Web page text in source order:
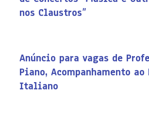
nos Claustros”
Anúncio para vagas de
Piano, Acompanhamento ao
Italiano